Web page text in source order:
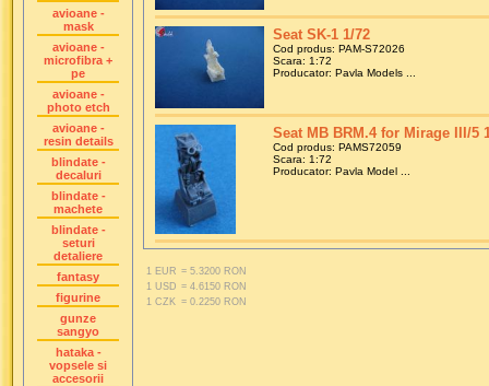
avioane -
mask
avioane -
microfibra +
pe
avioane -
photo etch
avioane -
resin details
blindate -
decaluri
blindate -
machete
blindate -
seturi
detaliere
fantasy
figurine
gunze
sangyo
hataka -
vopsele si
accesorii
Seat SK-1 1/72
Cod produs: PAM-S72026
Scara: 1:72
Producator: Pavla Models ...
Seat MB BRM.4 for Mirage III/5
Cod produs: PAMS72059
Scara: 1:72
Producator: Pavla Model ...
1 EUR = 5.3200 RON
1 USD = 4.6150 RON
1 CZK = 0.2250 RON